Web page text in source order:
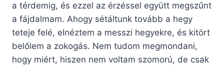
a térdemig, és ezzel az érzéssel együtt megszűnt
a fájdalmam. Ahogy sétáltunk tovább a hegy
teteje felé, elnéztem a messzi hegyekre, és kitört
belőlem a zokogás. Nem tudom megmondani,
hogy miért, hiszen nem voltam szomorú, de csak